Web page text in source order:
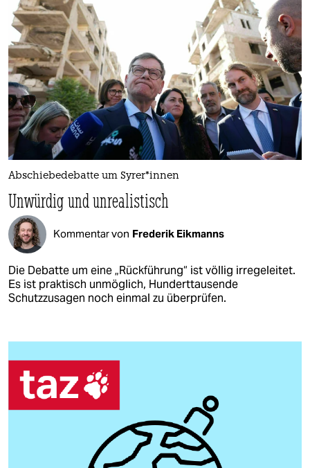
Abschiebedebatte um Sy­re­r*in­nen
Unwürdig und unrealistisch
Kommentar von Frederik Eikmanns
Die Debatte um eine „Rückführung“ ist völlig irregeleitet.
Es ist praktisch unmöglich, Hunderttausende
Schutzzusagen noch einmal zu überprüfen.